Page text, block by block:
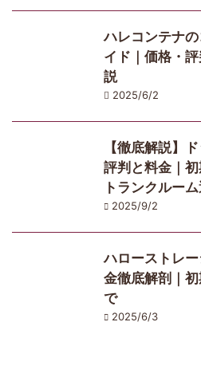
ハレコンテナ
イド｜価格・
説
2025/6/2
【徹底解説】
評判と料金｜
トランクルー
2025/9/2
ハローストレ
金徹底解剖｜
で
2025/6/3